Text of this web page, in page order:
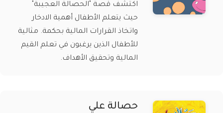
اكتشف قصة "الحصالة العجيبة"
حيث يتعلم الأطفال أهمية الادخار
واتخاذ القرارات المالية بحكمة. مثالية
للأطفال الذين يرغبون في تعلم القيم
المالية وتحقيق الأهداف.
حصالة علي